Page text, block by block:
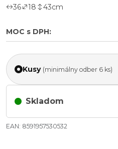
36 18 43cm
MOC s DPH:
Kusy (minimálny odber 6 ks)
Skladom
EAN: 8591957530532